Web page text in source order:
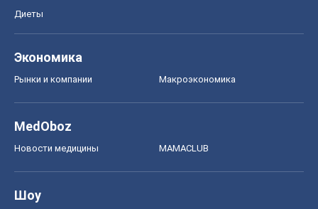
Диеты
Экономика
Рынки и компании Mакроэкономика
MedOboz
Новости медицины MAMACLUB
Шоу